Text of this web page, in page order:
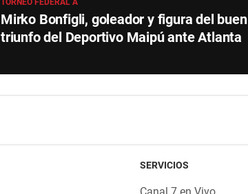
TORNEO FEDERAL A
Mirko Bonfigli, goleador y figura del buen
triunfo del Deportivo Maipú ante Atlanta
SERVICIOS